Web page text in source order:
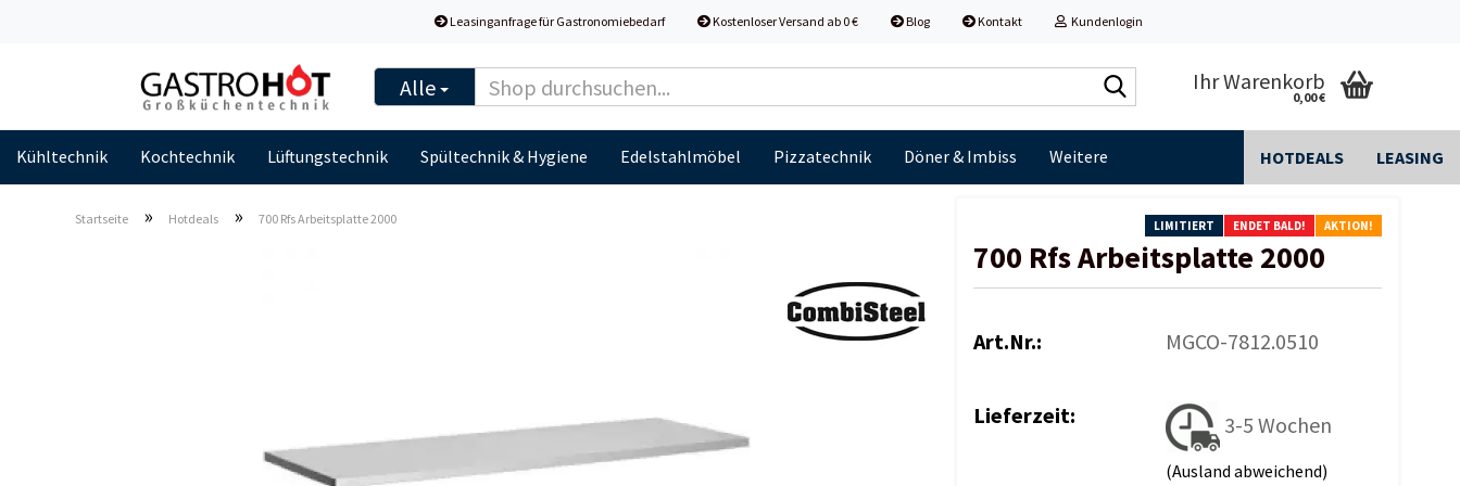
Leasinganfrage für Gastronomiebedarf Kostenloser Versand ab 0 € Blog Kontakt Kundenlogin
Alle
durchsuchen...
Ihr Warenkorb
0,00 €
Kühltechnik Kochtechnik Lüftungstechnik Spültechnik & Hygiene Edelstahlmöbel Pizzatechnik Döner & Imbiss HOTDEALS LEASING
Weitere
Startseite » Hotdeals » 700 Rfs Arbeitsplatte 2000 LIMITIERT ENDET BALD! AKTION!
700 Rfs Arbeitsplatte 2000
Art.Nr.: MGCO-7812.0510
Lieferzeit: 3-5 Wochen
(Ausland abweichend)